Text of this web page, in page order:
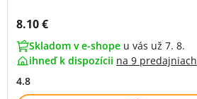
Cena s DPH:
8.10 €
Skladom v e-shope u vás už 7. 8.
ihneď k dispozícii na 9 predajniach
4.8